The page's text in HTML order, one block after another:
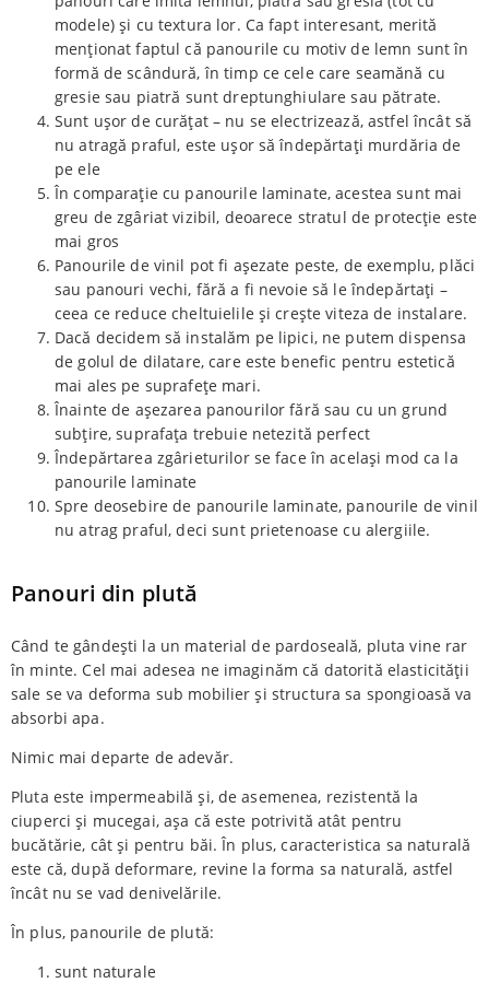
modele) și cu textura lor. Ca fapt interesant, merită
menționat faptul că panourile cu motiv de lemn sunt în
formă de scândură, în timp ce cele care seamănă cu
gresie sau piatră sunt dreptunghiulare sau pătrate.
Sunt ușor de curățat – nu se electrizează, astfel încât să
nu atragă praful, este ușor să îndepărtați murdăria de
pe ele
În comparație cu panourile laminate, acestea sunt mai
greu de zgâriat vizibil, deoarece stratul de protecție este
mai gros
Panourile de vinil pot fi așezate peste, de exemplu, plăci
sau panouri vechi, fără a fi nevoie să le îndepărtați –
ceea ce reduce cheltuielile și crește viteza de instalare.
Dacă decidem să instalăm pe lipici, ne putem dispensa
de golul de dilatare, care este benefic pentru estetică
mai ales pe suprafețe mari.
Înainte de așezarea panourilor fără sau cu un grund
subțire, suprafața trebuie netezită perfect
Îndepărtarea zgârieturilor se face în același mod ca la
panourile laminate
Spre deosebire de panourile laminate, panourile de vinil
nu atrag praful, deci sunt prietenoase cu alergiile.
Panouri din plută
Când te gândești la un material de pardoseală, pluta vine rar
în minte. Cel mai adesea ne imaginăm că datorită elasticității
sale se va deforma sub mobilier și structura sa spongioasă va
absorbi apa.
Nimic mai departe de adevăr.
Pluta este impermeabilă și, de asemenea, rezistentă la
ciuperci și mucegai, așa că este potrivită atât pentru
bucătărie, cât și pentru băi. În plus, caracteristica sa naturală
este că, după deformare, revine la forma sa naturală, astfel
încât nu se vad denivelările.
În plus, panourile de plută:
sunt naturale